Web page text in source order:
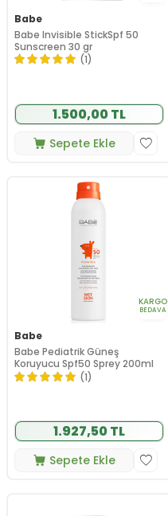
Babe
Babe Invisible StickSpf 50
Sunscreen 30 gr
(1)
1.500,00 TL
Sepete Ekle
KARGO
BEDAVA
Babe
Babe Pediatrik Güneş
Koruyucu Spf50 Sprey 200ml
(1)
1.927,50 TL
Sepete Ekle